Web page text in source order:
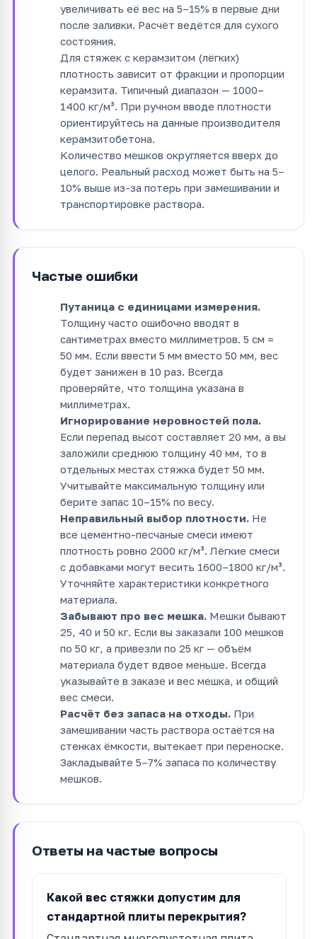
увеличивать её вес на 5–15% в первые дни
после заливки. Расчёт ведётся для сухого
состояния.
Для стяжек с керамзитом (лёгких)
плотность зависит от фракции и пропорции
керамзита. Типичный диапазон — 1000–
1400 кг/м³. При ручном вводе плотности
ориентируйтесь на данные производителя
керамзитобетона.
Количество мешков округляется вверх до
целого. Реальный расход может быть на 5–
10% выше из-за потерь при замешивании и
транспортировке раствора.
Частые ошибки
Путаница с единицами измерения.
Толщину часто ошибочно вводят в
сантиметрах вместо миллиметров. 5 см =
50 мм. Если ввести 5 мм вместо 50 мм, вес
будет занижен в 10 раз. Всегда
проверяйте, что толщина указана в
миллиметрах.
Игнорирование неровностей пола.
Если перепад высот составляет 20 мм, а вы
заложили среднюю толщину 40 мм, то в
отдельных местах стяжка будет 50 мм.
Учитывайте максимальную толщину или
берите запас 10–15% по весу.
Неправильный выбор плотности. Не
все цементно-песчаные смеси имеют
плотность ровно 2000 кг/м³. Лёгкие смеси
с добавками могут весить 1600–1800 кг/м³.
Уточняйте характеристики конкретного
материала.
Забывают про вес мешка. Мешки бывают
25, 40 и 50 кг. Если вы заказали 100 мешков
по 50 кг, а привезли по 25 кг — объём
материала будет вдвое меньше. Всегда
указывайте в заказе и вес мешка, и общий
вес смеси.
Расчёт без запаса на отходы. При
замешивании часть раствора остаётся на
стенках ёмкости, вытекает при переноске.
Закладывайте 5–7% запаса по количеству
мешков.
Ответы на частые вопросы
Какой вес стяжки допустим для
стандартной плиты перекрытия?